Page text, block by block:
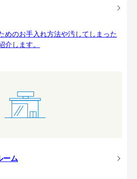
めのお手入れ方法や汚してしまった
介します。
ーム